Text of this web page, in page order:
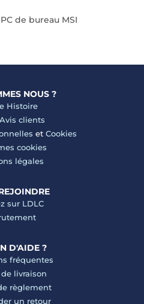
de bureau MSI
NOUS ?
Histoire
Avis clients
et Cookies
cookies
légales
sur LDLC
D'AIDE ?
fréquentes
livraison
règlement
un retour